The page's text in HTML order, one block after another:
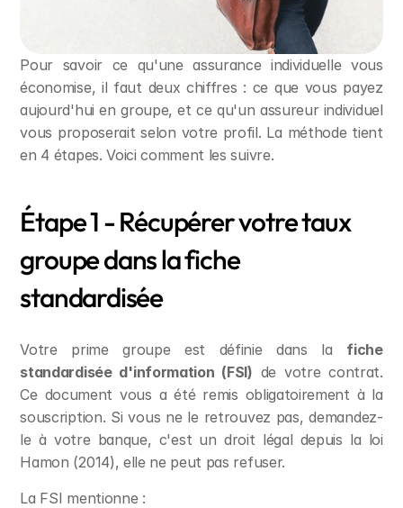
Pour savoir ce qu'une assurance individuelle vous
économise, il faut deux chiffres : ce que vous payez
aujourd'hui en groupe, et ce qu'un assureur individuel
vous proposerait selon votre profil. La méthode tient
en 4 étapes. Voici comment les suivre.
Étape 1 - Récupérer votre taux
groupe dans la fiche
standardisée
Votre prime groupe est définie dans la fiche
standardisée d'information (FSI) de votre contrat.
Ce document vous a été remis obligatoirement à la
souscription. Si vous ne le retrouvez pas, demandez-
le à votre banque, c'est un droit légal depuis la loi
Hamon (2014), elle ne peut pas refuser.
La FSI mentionne :